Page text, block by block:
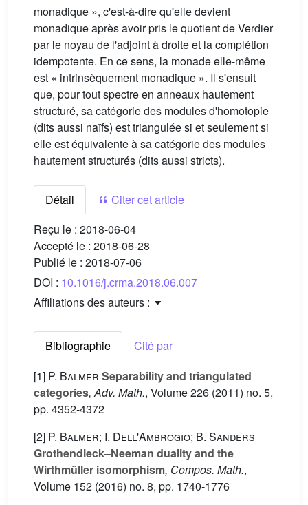
monadique », c'est-à-dire qu'elle devient
monadique après avoir pris le quotient de Verdier
par le noyau de l'adjoint à droite et la complétion
idempotente. En ce sens, la monade elle-même
est « intrinsèquement monadique ». Il s'ensuit
que, pour tout spectre en anneaux hautement
structuré, sa catégorie des modules d'homotopie
(dits aussi naïfs) est triangulée si et seulement si
elle est équivalente à sa catégorie des modules
hautement structurés (dits aussi stricts).
Détail
Citer cet article
Reçu le : 2018-06-04
Accepté le : 2018-06-28
Publié le : 2018-07-06
DOI : 10.1016/j.crma.2018.06.007
Affiliations des auteurs :
Bibliographie
Cité par
[1] P. Balmer Separability and triangulated
categories, Adv. Math., Volume 226 (2011) no. 5,
pp. 4352-4372
[2] P. Balmer; I. Dell'Ambrogio; B. Sanders
Grothendieck–Neeman duality and the
Wirthmüller isomorphism, Compos. Math.,
Volume 152 (2016) no. 8, pp. 1740-1776